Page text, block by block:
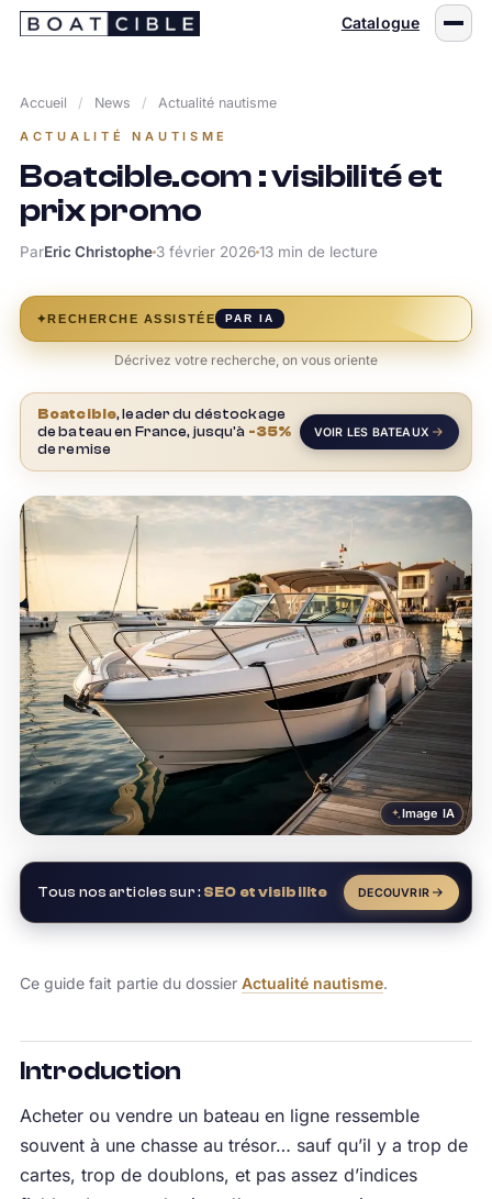
Passer
Catalogue
Accueil / News / Actualité nautisme
ACTUALITÉ NAUTISME
Boatcible.com : visibilité et
prix promo
ParEric Christophe3 février 202613 min de lecture
✦RECHERCHE ASSISTÉE PAR IA
Décrivez votre recherche, on vous oriente
Boatcible, leader du déstockage
de bateau en France, jusqu'à -35%
de remise
VOIR LES BATEAUX
Image IA
Tous nos articles sur : SEO et visibilite DECOUVRIR
Ce guide fait partie du dossier Actualité nautisme.
Introduction
Acheter ou vendre un bateau en ligne ressemble
souvent à une chasse au trésor… sauf qu’il y a trop de
cartes, trop de doublons, et pas assez d’indices